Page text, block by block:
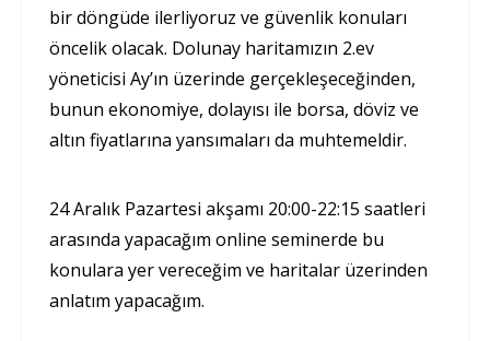
bir döngüde ilerliyoruz ve güvenlik konuları
öncelik olacak. Dolunay haritamızın 2.ev
yöneticisi Ay’ın üzerinde gerçekleşeceğinden,
bunun ekonomiye, dolayısı ile borsa, döviz ve
altın fiyatlarına yansımaları da muhtemeldir.
24 Aralık Pazartesi akşamı 20:00-22:15 saatleri
arasında yapacağım online seminerde bu
konulara yer vereceğim ve haritalar üzerinden
anlatım yapacağım.